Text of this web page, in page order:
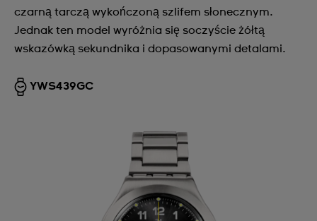
czarną tarczą wykończoną szlifem słonecznym.
Jednak ten model wyróżnia się soczyście żółtą
wskazówką sekundnika i dopasowanymi detalami.
YWS439GC